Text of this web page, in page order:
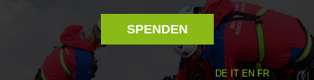
SPENDEN
DE IT EN FR